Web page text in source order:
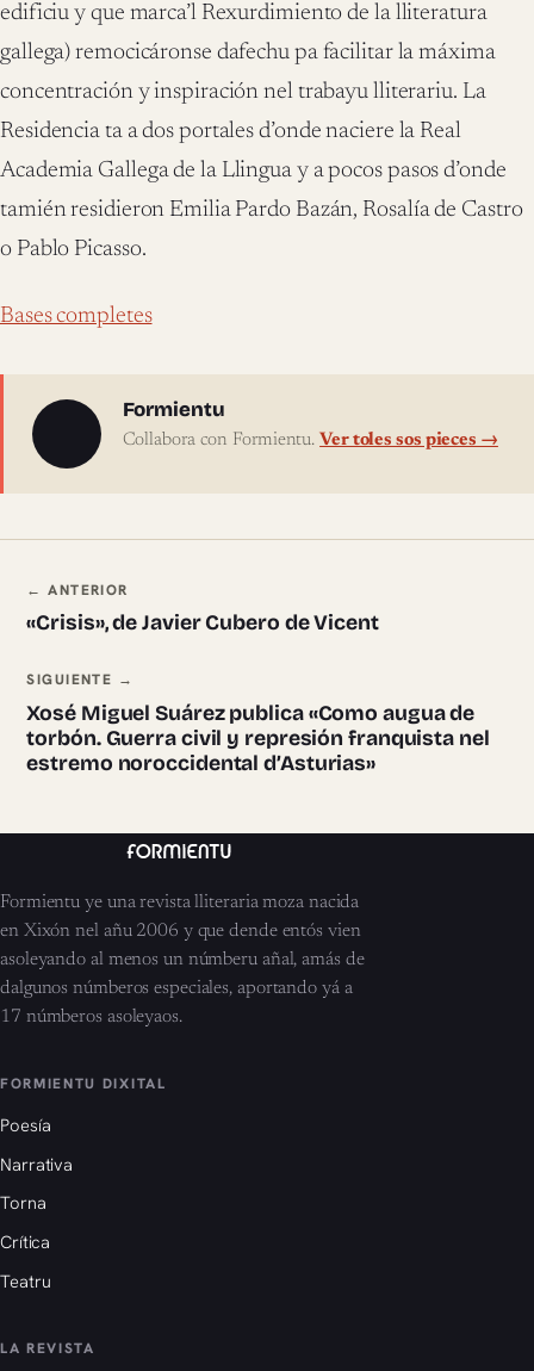
edificiu y que marca’l Rexurdimiento de la lliteratura
gallega) remocicáronse dafechu pa facilitar la máxima
concentración y inspiración nel trabayu lliterariu. La
Residencia ta a dos portales d’onde naciere la Real
Academia Gallega de la Llingua y a pocos pasos d’onde
tamién residieron Emilia Pardo Bazán, Rosalía de Castro
o Pablo Picasso.
Bases completes
Sobre l'autor
Formientu
Collabora con Formientu.Ver toles sos pieces →
Navegación ente pieces
← ANTERIOR
«Crisis», de Javier Cubero de Vicent
SIGUIENTE →
Xosé Miguel Suárez publica «Como augua de
torbón. Guerra civil y represión franquista nel
estremo noroccidental d’Asturias»
Formientu ye una revista lliteraria moza nacida
en Xixón nel añu 2006 y que dende entós vien
asoleyando al menos un númberu añal, amás de
dalgunos númberos especiales, aportando yá a
17 númberos asoleyaos.
FORMIENTU DIXITAL
Poesía
Narrativa
Torna
Crítica
Teatru
LA REVISTA